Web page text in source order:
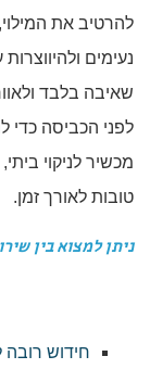
להרטיב את
נעימים
שאיבה בלבד
לפני הכביסה
מכשיר לניקוי
טובות לאורך זמן.
ניתן למצוא בין
חידוש